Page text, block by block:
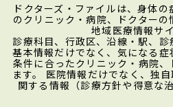
ドクターズ・ファイルは、身体
のクリニック・病院、ドクター
地域医療情報サ
診療科目、行政区、沿線・駅、
基本情報だけでなく、気になる
条件に合ったクリニック・病院
ます。 医院情報だけでなく、独
関する情報（診療方針や得意な